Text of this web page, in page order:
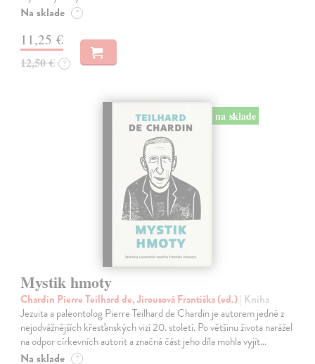
Na sklade ?
11,25 €
12,50 € ?
na sklade
Mystik hmoty
Chardin Pierre Teilhard de, Jirousová Františka (ed.)| Kniha
Jezuita a paleontolog Pierre Teilhard de Chardin je autorem jedné z
nejodvážnějších křesťanských vizí 20. století. Po většinu života narážel
na odpor církevních autorit a značná část jeho díla mohla vyjít…
Na sklade ?